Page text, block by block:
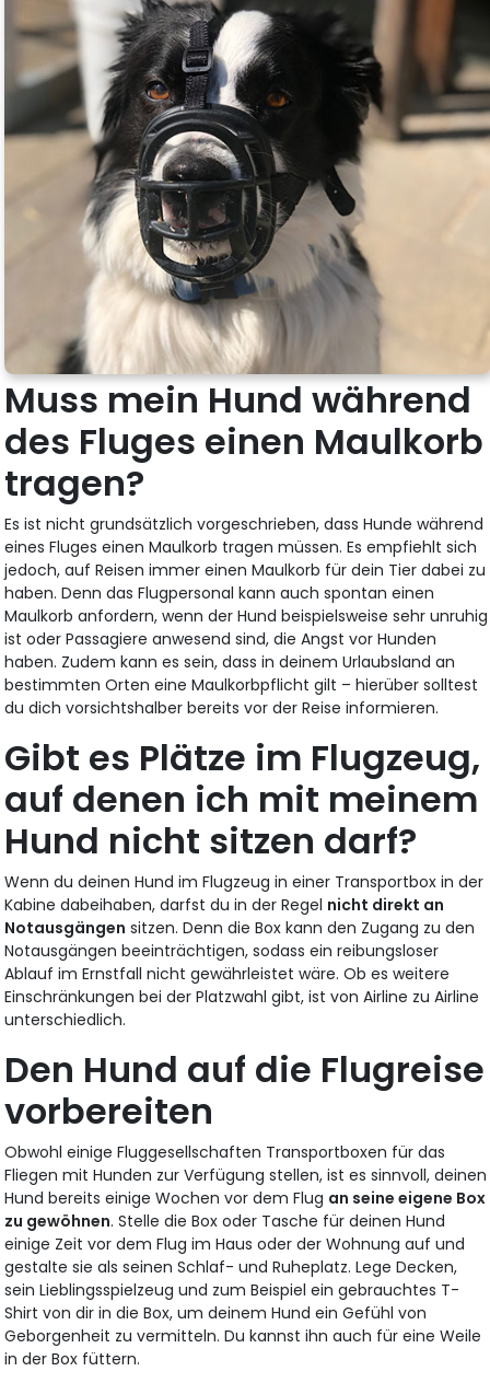
Muss mein Hund während
des Fluges einen Maulkorb
tragen?
Es ist nicht grundsätzlich vorgeschrieben, dass Hunde während
eines Fluges einen Maulkorb tragen müssen. Es empfiehlt sich
jedoch, auf Reisen immer einen Maulkorb für dein Tier dabei zu
haben. Denn das Flugpersonal kann auch spontan einen
Maulkorb anfordern, wenn der Hund beispielsweise sehr unruhig
ist oder Passagiere anwesend sind, die Angst vor Hunden
haben. Zudem kann es sein, dass in deinem Urlaubsland an
bestimmten Orten eine Maulkorbpflicht gilt – hierüber solltest
du dich vorsichtshalber bereits vor der Reise informieren.
Gibt es Plätze im Flugzeug,
auf denen ich mit meinem
Hund nicht sitzen darf?
Wenn du deinen Hund im Flugzeug in einer Transportbox in der
Kabine dabeihaben, darfst du in der Regel nicht direkt an
Notausgängen sitzen. Denn die Box kann den Zugang zu den
Notausgängen beeinträchtigen, sodass ein reibungsloser
Ablauf im Ernstfall nicht gewährleistet wäre. Ob es weitere
Einschränkungen bei der Platzwahl gibt, ist von Airline zu Airline
unterschiedlich.
Den Hund auf die Flugreise
vorbereiten
Obwohl einige Fluggesellschaften Transportboxen für das
Fliegen mit Hunden zur Verfügung stellen, ist es sinnvoll, deinen
Hund bereits einige Wochen vor dem Flug an seine eigene Box
zu gewöhnen. Stelle die Box oder Tasche für deinen Hund
einige Zeit vor dem Flug im Haus oder der Wohnung auf und
gestalte sie als seinen Schlaf- und Ruheplatz. Lege Decken,
sein Lieblingsspielzeug und zum Beispiel ein gebrauchtes T-
Shirt von dir in die Box, um deinem Hund ein Gefühl von
Geborgenheit zu vermitteln. Du kannst ihn auch für eine Weile
in der Box füttern.